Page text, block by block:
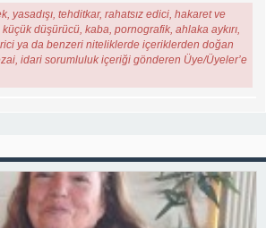
yasadışı, tehditkar, rahatsız edici, hakaret ve
küçük düşürücü, kaba, pornografik, ahlaka aykırı,
ya da benzeri niteliklerde içeriklerden doğan
idari sorumluluk içeriği gönderen Üye/Üyeler’e